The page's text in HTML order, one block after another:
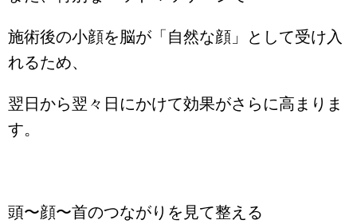
施術後の小顔を脳が「自然な顔」として受け入
れるため、
翌日から翌々日にかけて効果がさらに高まりま
す。
頭〜顔〜首のつながりを見て整える